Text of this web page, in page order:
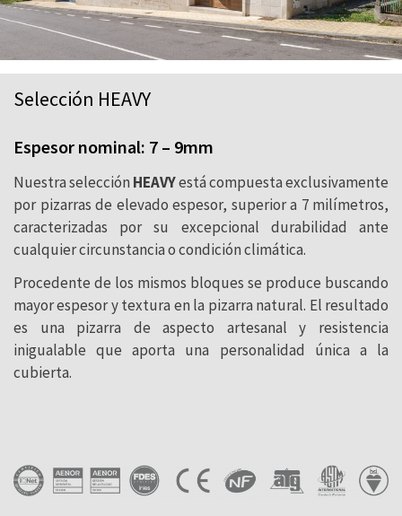
Selección HEAVY
Espesor nominal: 7 – 9mm
Nuestra selección HEAVYestá compuesta exclusivamente
por pizarras de elevado espesor, superior a 7 milímetros,
caracterizadas por su excepcional durabilidad ante
cualquier circunstancia o condición climática.
Procedente de los mismos bloques se produce buscando
mayor espesor y textura en la pizarra natural. El resultado
es una pizarra de aspecto artesanal y resistencia
inigualable que aporta una personalidad única a la
cubierta.